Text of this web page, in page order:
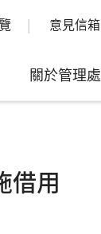
意見信箱
關於管理處
借用